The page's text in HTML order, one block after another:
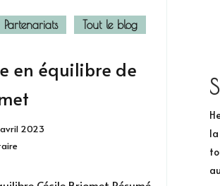
Partenariats Tout le blog
en équilibre de
2023
sur
monde